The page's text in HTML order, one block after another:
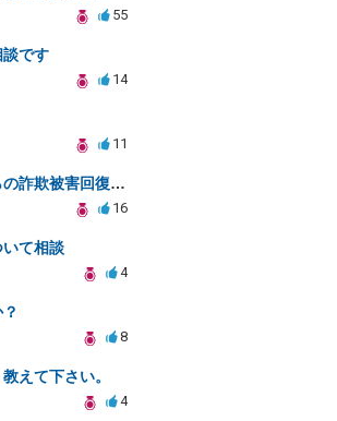
55
です
14
11
香港の法律事務所からの詐欺被害回復の誘いは信用できる？
16
て相談
4
8
えて下さい。
4